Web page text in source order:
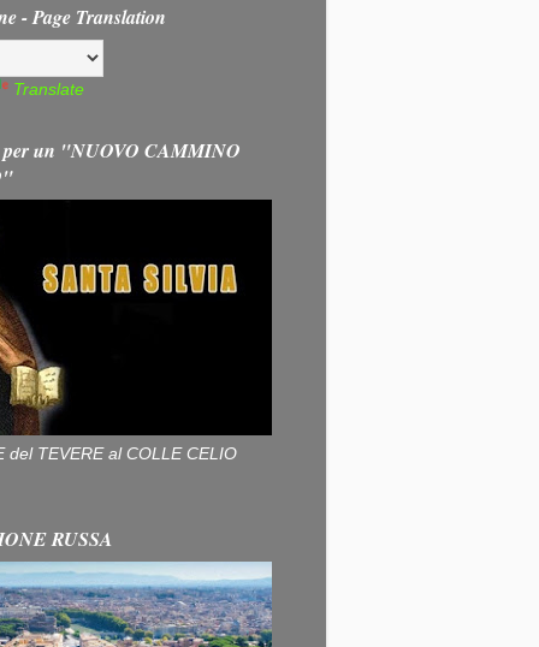
- Page Translation
Translate
per un "NUOVO CAMMINO
del TEVERE al COLLE CELIO
RUSSA